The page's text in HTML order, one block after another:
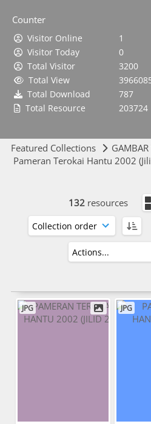
Counter
Visitor Online
1
Visitor Today
0
Total Visitor
3200
Total View
Total Download
787
Total Resource
203724
Featured Collections
Pameran Terokai Hantu 2002
132 resources
JPG JPG